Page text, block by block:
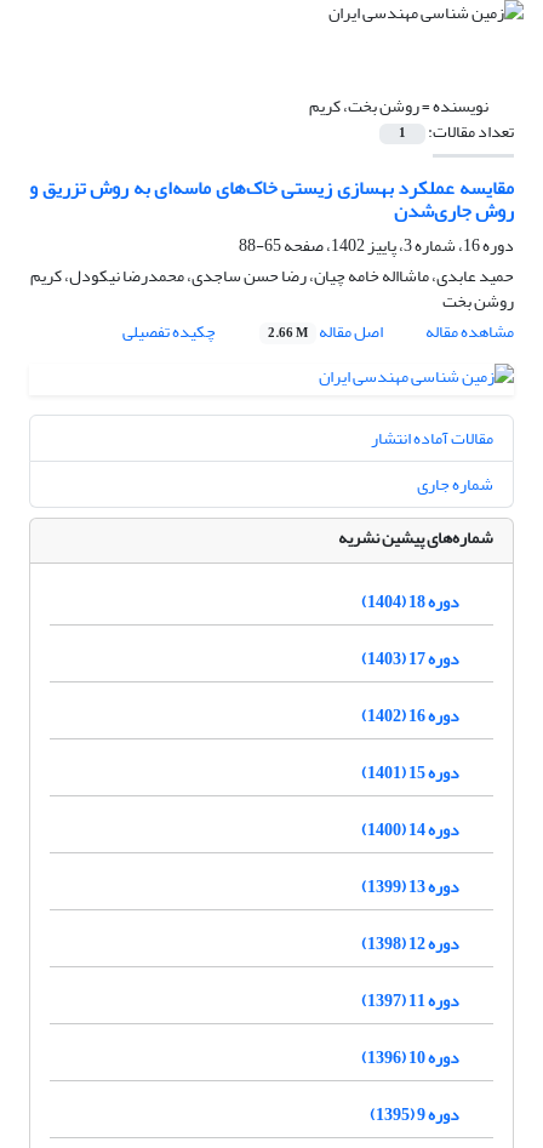
نویسنده =روشن بخت، کریم
تعداد مقالات: 1
مقایسه عملکرد بهسازی زیستی خاک‌های ماسه‌ای به روش تزریق و
روش جاری‌شدن
دوره 16، شماره 3، پاییز 1402، صفحه
65-88
حمید عابدی، ماشااله خامه چیان، رضا حسن ساجدی، محمدرضا نیکودل، کریم
روشن بخت
مشاهده مقاله
اصل مقاله 2.66 M چکیده تفصیلی
مقالات آماده انتشار
شماره جاری
شماره‌های پیشین نشریه
دوره 18 (1404)
دوره 17 (1403)
دوره 16 (1402)
دوره 15 (1401)
دوره 14 (1400)
دوره 13 (1399)
دوره 12 (1398)
دوره 11 (1397)
دوره 10 (1396)
دوره 9 (1395)